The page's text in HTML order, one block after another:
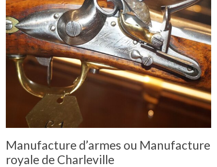
Manufacture d’armes ou Manufacture
royale de Charleville